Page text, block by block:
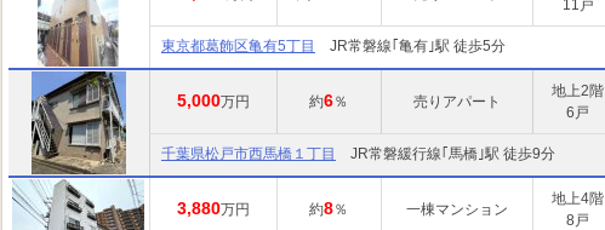
11戸
東京都葛飾区亀有5丁目 JR常磐線｢亀有｣駅 徒歩5分
5,000万円 約6％ 売りアパート
地上2階
6戸
千葉県松戸市西馬橋１丁目 JR常磐緩行線｢馬橋｣駅 徒歩9分
3,880万円 約8％ 一棟マンション
地上4階
8戸